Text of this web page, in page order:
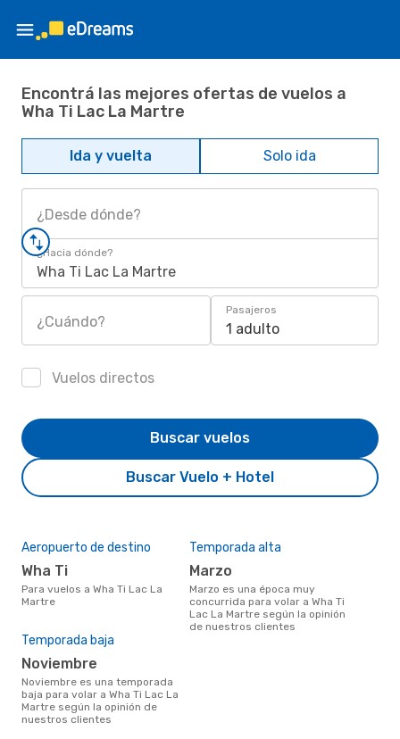
Encontrá las mejores ofertas de vuelos a
Wha Ti Lac La Martre
Ida y vuelta Solo ida
¿Desde dónde?
¿Hacia dónde?
Wha Ti Lac La Martre
¿Cuándo?
Pasajeros
1 adulto
Vuelos directos
Buscar Vuelo + Hotel
Buscar vuelos
Aeropuerto de destino
Wha Ti
Para vuelos a Wha Ti Lac La
Martre
Temporada alta
marzo
marzo es una época muy
concurrida para volar a Wha Ti
Lac La Martre según la opinión
de nuestros clientes
Temporada baja
noviembre
noviembre es una temporada
baja para volar a Wha Ti Lac La
Martre según la opinión de
nuestros clientes